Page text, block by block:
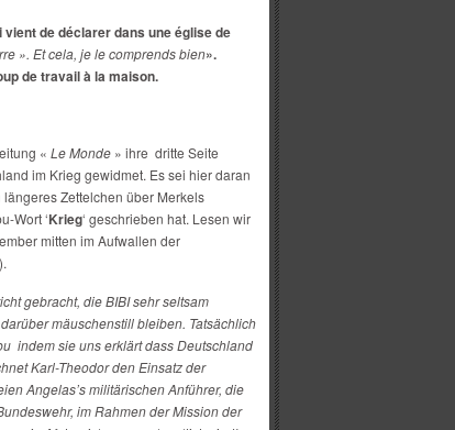
vient de déclarer dans une église de
». Et cela, je le comprends bien».
de travail à la maison.
« Le Monde » ihre dritte Seite
im Krieg gewidmet. Es sei hier daran
Zettelchen über Merkels
Wort ‘Krieg‘ geschrieben hat. Lesen wir
mitten im Aufwallen der
gebracht, die BIBI sehr seltsam
mäuschenstill bleiben. Tatsächlich
indem sie uns erklärt dass Deutschland
Karl-Theodor den Einsatz der
Angelas’s militärischen Anführer, die
im Rahmen der Mission der